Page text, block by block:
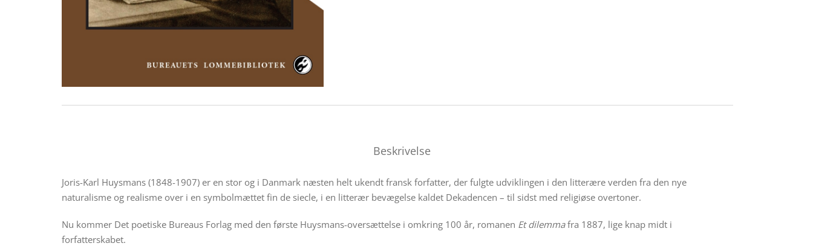
Beskrivelse
Joris-Karl Huysmans (1848-1907) er en stor og i Danmark næsten helt ukendt fransk forfatter, der fulgte udviklingen i den litterære verden fra den nye
naturalisme og realisme over i en symbolmættet fin de siecle, i en litterær bevægelse kaldet Dekadencen – til sidst med religiøse overtoner.
Nu kommer Det poetiske Bureaus Forlag med den første Huysmans-oversættelse i omkring 100 år, romanen Et dilemmafra 1887, lige knap midt i
forfatterskabet.